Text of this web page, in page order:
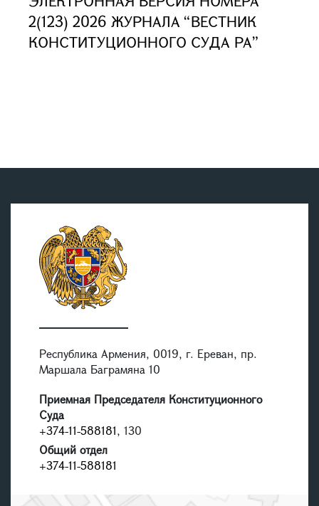
2(123) 2026 ЖУРНАЛА “ВЕСТНИК
КОНСТИТУЦИОННОГО СУДА РА”
Республика Армения, 0019, г. Ереван, пр.
Маршала Баграмяна 10
Приемная Председателя Конституционного
Суда
+374-11-588181, 130
Общий отдел
+374-11-588181